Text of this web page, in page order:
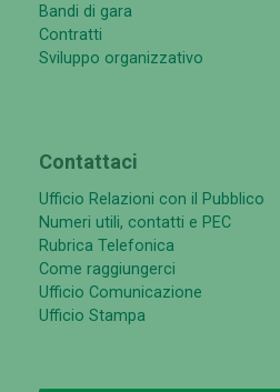
Bandi di gara
Contratti
Sviluppo organizzativo
Contattaci
Ufficio Relazioni con il Pubblico
Numeri utili, contatti e PEC
Rubrica Telefonica
Come raggiungerci
Ufficio Comunicazione
Ufficio Stampa